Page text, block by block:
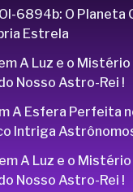
6894b: O Planeta
Estrela
A Luz e o Mistério
Nosso Astro-Rei !
A Esfera Perfeita
Intriga
emA Luz e o Mistério
Nosso Astro-Rei !